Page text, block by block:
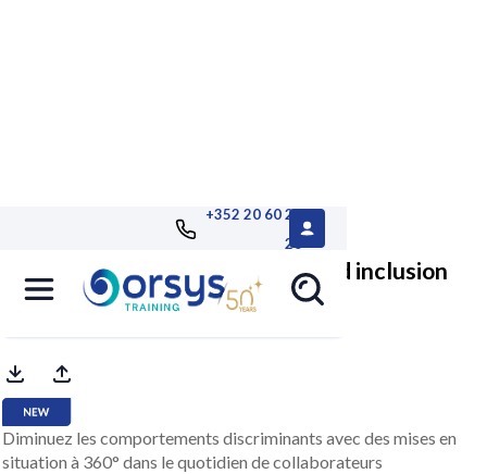
+352 20 60 25
26
Immersive channel - Diversity and inclusion
by Reality Academy
Diminuez les comportements discriminants avec des mises en
situation à 360° dans le quotidien de collaborateurs